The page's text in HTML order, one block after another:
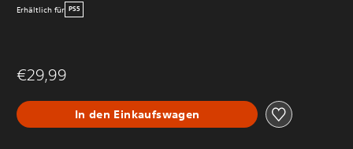
Erhältlich für PS5
€29,99
In den Einkaufswagen